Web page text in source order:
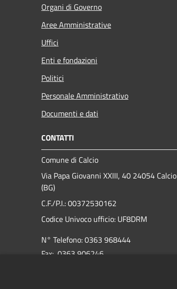
Organi di Governo
Aree Amministrative
Uffici
Enti e fondazioni
Politici
Personale Amministrativo
Documenti e dati
CONTATTI
Comune di Calcio
Via Papa Giovanni XXIII, 40 24054 Calcio
(BG)
C.F./P.I.: 00372530162
Codice Univoco ufficio: UF8DRM
N° Telefono: 0363 968444
Fax: 0363 906246